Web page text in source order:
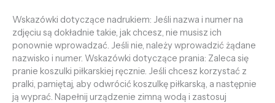
Wskazówki dotyczące nadrukiem: Jeśli nazwa i numer na
zdjęciu są dokładnie takie, jak chcesz, nie musisz ich
ponownie wprowadzać. Jeśli nie, należy wprowadzić żądane
nazwisko i numer. Wskazówki dotyczące prania: Zaleca się
pranie koszulki piłkarskiej ręcznie. Jeśli chcesz korzystać z
pralki, pamiętaj, aby odwrócić koszulkę piłkarską, a następnie
ją wyprać. Napełnij urządzenie zimną wodą i zastosuj